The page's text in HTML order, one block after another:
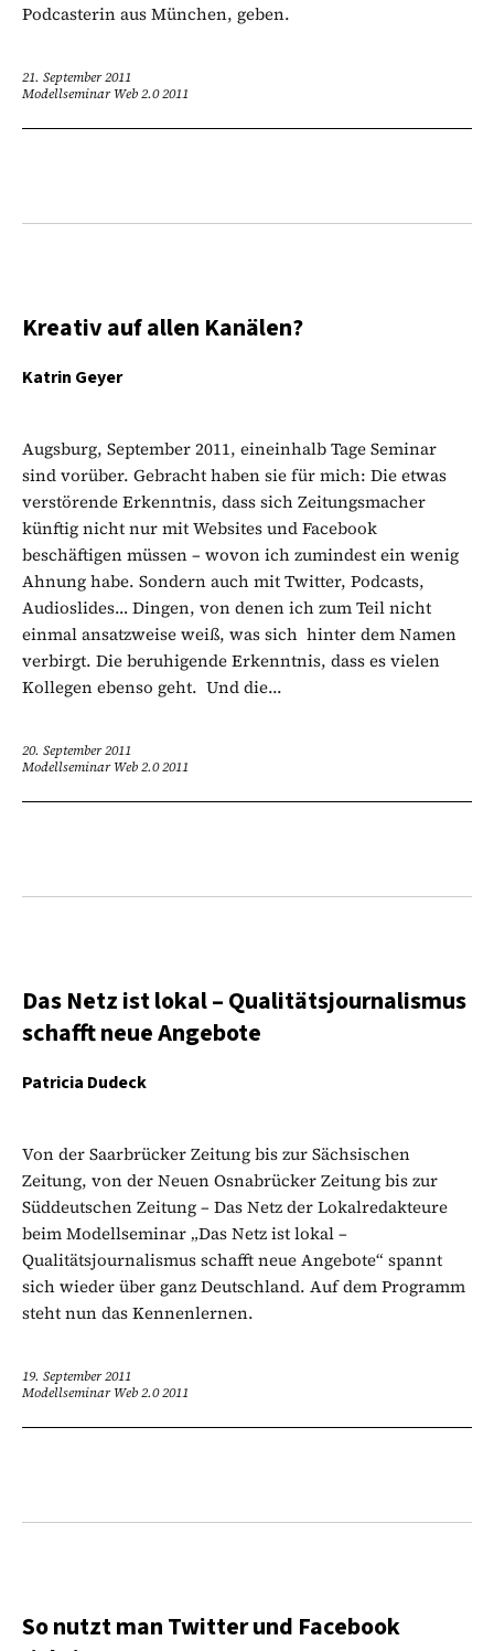
Podcasterin aus München, geben.
21. September 2011
Modellseminar Web 2.0 2011
Kreativ auf allen Kanälen?
Katrin Geyer
Augsburg, September 2011, eineinhalb Tage Seminar
sind vorüber. Gebracht haben sie für mich: Die etwas
verstörende Erkenntnis, dass sich Zeitungsmacher
künftig nicht nur mit Websites und Facebook
beschäftigen müssen – wovon ich zumindest ein wenig
Ahnung habe. Sondern auch mit Twitter, Podcasts,
Audioslides… Dingen, von denen ich zum Teil nicht
einmal ansatzweise weiß, was sich hinter dem Namen
verbirgt. Die beruhigende Erkenntnis, dass es vielen
Kollegen ebenso geht. Und die...
20. September 2011
Modellseminar Web 2.0 2011
Das Netz ist lokal – Qualitätsjournalismus
schafft neue Angebote
Patricia Dudeck
Von der Saarbrücker Zeitung bis zur Sächsischen
Zeitung, von der Neuen Osnabrücker Zeitung bis zur
Süddeutschen Zeitung – Das Netz der Lokalredakteure
beim Modellseminar „Das Netz ist lokal –
Qualitätsjournalismus schafft neue Angebote“ spannt
sich wieder über ganz Deutschland. Auf dem Programm
steht nun das Kennenlernen.
19. September 2011
Modellseminar Web 2.0 2011
So nutzt man Twitter und Facebook